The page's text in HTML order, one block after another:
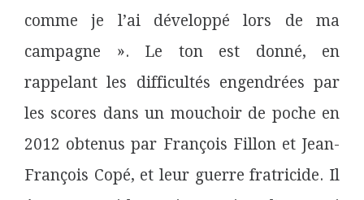
comme je l’ai développé lors de ma
campagne ». Le ton est donné, en
rappelant les difficultés engendrées par
les scores dans un mouchoir de poche en
2012 obtenus par François Fillon et Jean-
François Copé, et leur guerre fratricide. Il